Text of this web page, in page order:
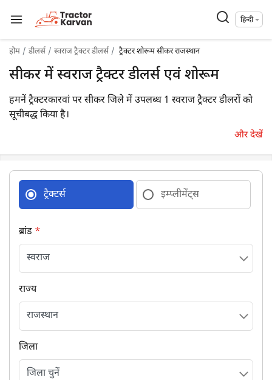
हिन्दी
होम डीलर्स स्वराज ट्रैक्टर डीलर्स ट्रैक्टर शोरूम सीकर राजस्थान
सीकर में स्वराज ट्रैक्टर डीलर्स एवं शोरूम
हमनें ट्रैक्टरकारवां पर सीकर जिले में उपलब्ध 1 स्वराज ट्रैक्टर डीलरों को
सूचीबद्ध किया है।
और देखें
ट्रैक्टर्स इम्प्लीमेंट्स
ब्रांड *
राज्य
जिला